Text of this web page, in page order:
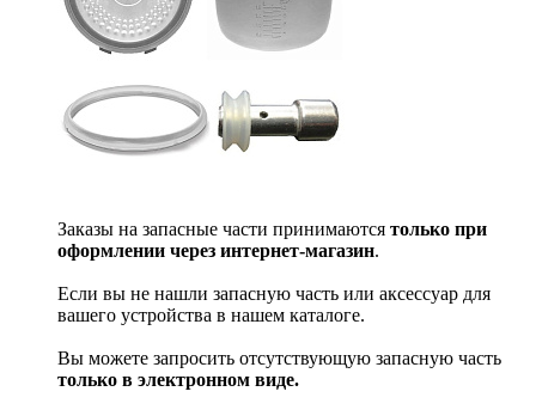
Заказы на запасные части принимаются только при
оформлении через интернет-магазин.
Если вы не нашли запасную часть или аксессуар для
вашего устройства в нашем каталоге.
Вы можете запросить отсутствующую запасную часть
только в электронном виде.